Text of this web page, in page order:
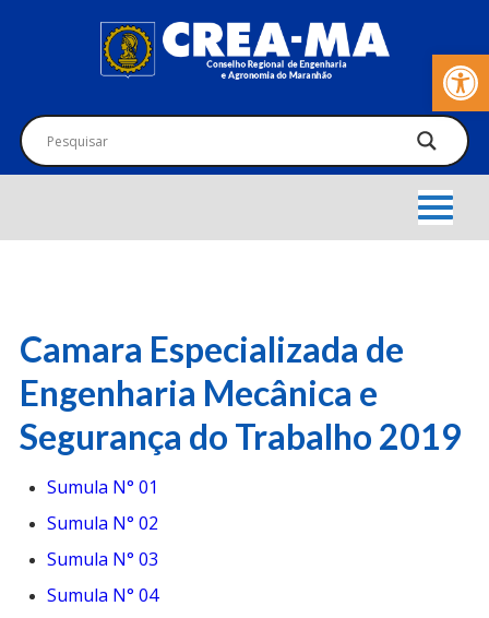
Barra de
Camara Especializada de
Engenharia Mecânica e
Segurança do Trabalho 2019
Sumula N° 01
Sumula N° 02
Sumula N° 03
Sumula N° 04